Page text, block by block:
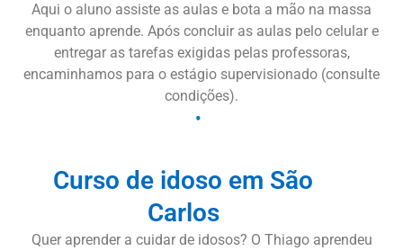
Aqui o aluno assiste as aulas e bota a mão na massa
enquanto aprende. Após concluir as aulas pelo celular e
entregar as tarefas exigidas pelas professoras,
encaminhamos para o estágio supervisionado (consulte
condições).
Curso de idoso em São
Carlos
Quer aprender a cuidar de idosos? O Thiago aprendeu